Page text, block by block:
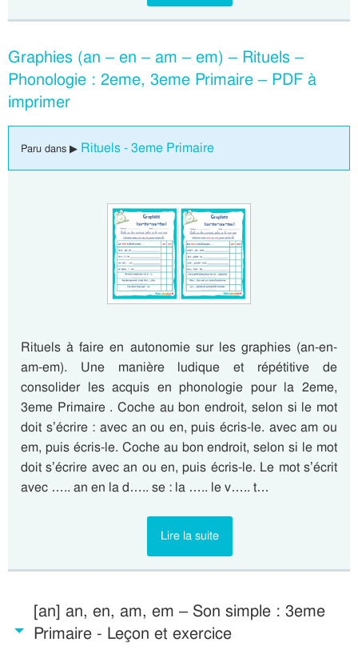
Graphies (an – en – am – em) – Rituels –
Phonologie : 2eme, 3eme Primaire – PDF à
imprimer
Paru dans ▶ Rituels - 3eme Primaire
Rituels à faire en autonomie sur les graphies (an-en-
am-em). Une manière ludique et répétitive de
consolider les acquis en phonologie pour la 2eme,
3eme Primaire . Coche au bon endroit, selon si le mot
doit s’écrire : avec an ou en, puis écris-le. avec am ou
em, puis écris-le. Coche au bon endroit, selon si le mot
doit s’écrire avec an ou en, puis écris-le. Le mot s’écrit
avec ….. an en la d….. se : la ….. le v….. t…
Lire la suite
[an] an, en, am, em – Son simple : 3eme
Primaire - Leçon et exercice